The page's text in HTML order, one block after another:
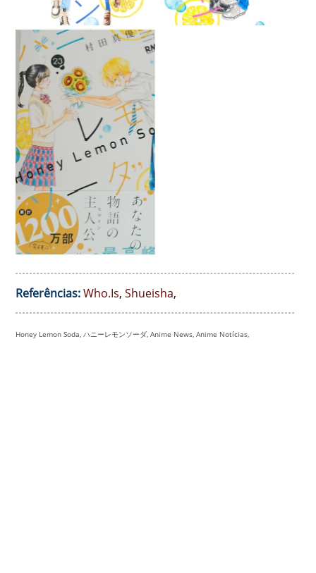
Referências:Who.Is, Shueisha,
Honey Lemon Soda, ハニーレモンソーダ, Anime News, Anime Notícias,